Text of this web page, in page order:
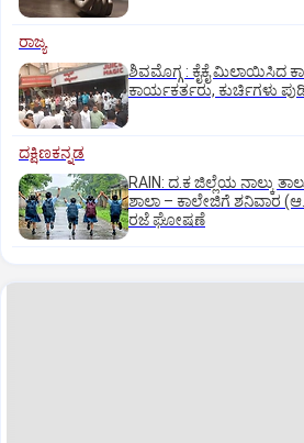
ರಾಜ್ಯ
ಶಿವಮೊಗ್ಗ : ಕೈಕೈ ಮಿಲಾಯಿಸಿದ
ಕಾರ್ಯಕರ್ತರು, ಕುರ್ಚಿಗಳು
ದಕ್ಷಿಣಕನ್ನಡ
RAIN: ದ.ಕ ಜಿಲ್ಲೆಯ ನಾಲ್ಕು
ಶಾಲಾ – ಕಾಲೇಜಿಗೆ ಶನಿವಾರ
ರಜೆ ಘೋಷಣೆ